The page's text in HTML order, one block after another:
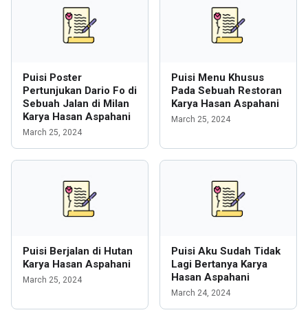
Puisi Poster
Pertunjukan Dario Fo di
Sebuah Jalan di Milan
Karya Hasan Aspahani
March 25, 2024
Puisi Menu Khusus
Pada Sebuah Restoran
Karya Hasan Aspahani
March 25, 2024
Puisi Berjalan di Hutan
Karya Hasan Aspahani
March 25, 2024
Puisi Aku Sudah Tidak
Lagi Bertanya Karya
Hasan Aspahani
March 24, 2024